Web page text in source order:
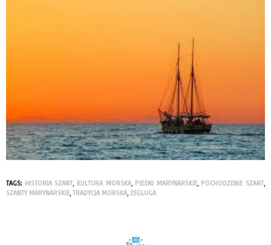
TAGS: HISTORIA SZANT, KULTURA MORSKA, PIEŚNI MARYNARSKIE, POCHODZENIE SZANT,
SZANTY MARYNARSKIE,TRADYCJA MORSKA,ŻEGLUGA